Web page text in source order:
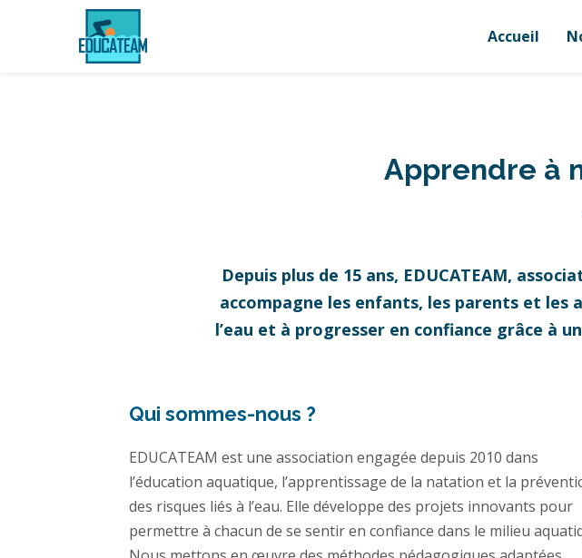
Accueil
Apprendre à
Depuis plus de 15 ans, EDUCATEAM,
accompagne les enfants, les parents et les
l’eau et à progresser en confiance grâce à
Qui sommes-nous ?
EDUCATEAM est une association engagée depuis 2010 dans
l’éducation aquatique, l’apprentissage de la natation et la
des risques liés à l’eau. Elle développe des projets innovants pour
permettre à chacun de se sentir en confiance dans le milieu